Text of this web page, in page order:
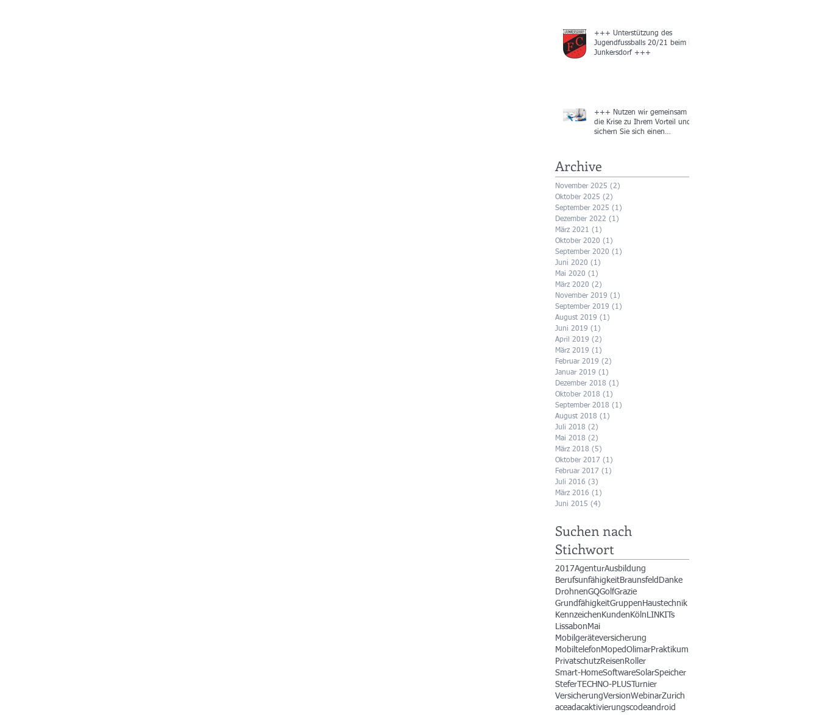
+++ Unterstützung des
Jugendfussballs 20/21 beim FC
Junkersdorf +++
+++ Nutzen wir gemeinsam
die Krise zu Ihrem Vorteil und
sichern Sie sich einen
Archive
November 2025 (2)
Oktober 2025 (2)
September 2025 (1)
Dezember 2022 (1)
März 2021 (1)
Oktober 2020 (1)
September 2020 (1)
Juni 2020 (1)
Mai 2020 (1)
März 2020 (2)
November 2019 (1)
September 2019 (1)
August 2019 (1)
Juni 2019 (1)
April 2019 (2)
März 2019 (1)
Februar 2019 (2)
Januar 2019 (1)
Dezember 2018 (1)
Oktober 2018 (1)
September 2018 (1)
August 2018 (1)
Juli 2018 (2)
Mai 2018 (2)
März 2018 (5)
Oktober 2017 (1)
Februar 2017 (1)
Juli 2016 (3)
März 2016 (1)
Juni 2015 (4)
Suchen nach
Stichwort
2017AgenturAusbildung
BerufsunfähigkeitBraunsfeld Danke
DrohnenGQGolfGrazie
GrundfähigkeitGruppen Haustechnik
Kennzeichen Kunden Köln LINKITs
Lissabon Mai
Mobilgeräteversicherung
Mobiltelefon MopedOlimarPraktikum
PrivatschutzReisen Roller
Smart-HomeSoftwareSolarSpeicher
SteferTECHNO-PLUSTurnier
VersicherungVersionWebinarZurich
aceadacaktivierungscodeandroid